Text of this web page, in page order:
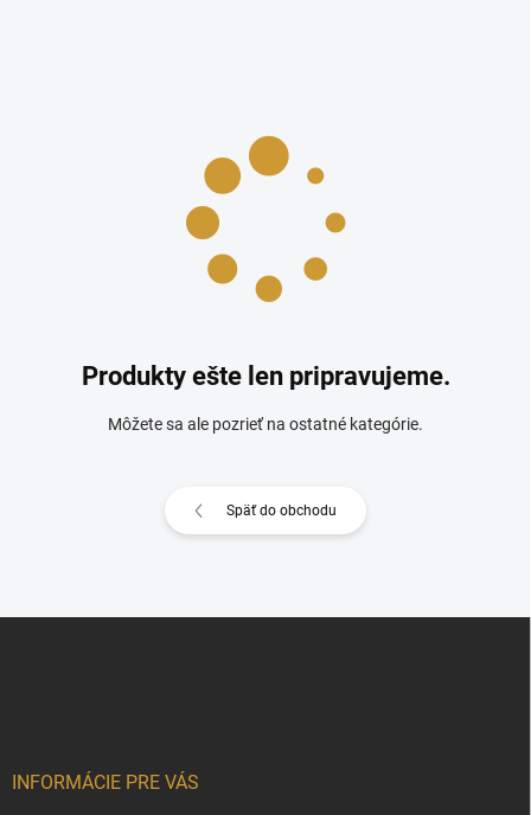
Produkty ešte len pripravujeme.
Môžete sa ale pozrieť na ostatné kategórie.
Späť do obchodu
INFORMÁCIE PRE VÁS